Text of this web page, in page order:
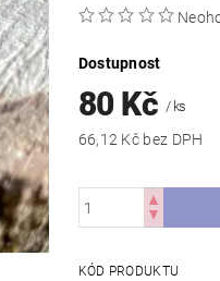
Dostupnost
80 Kč / ks
66,12 Kč bez DPH
KÓD PRODUKTU